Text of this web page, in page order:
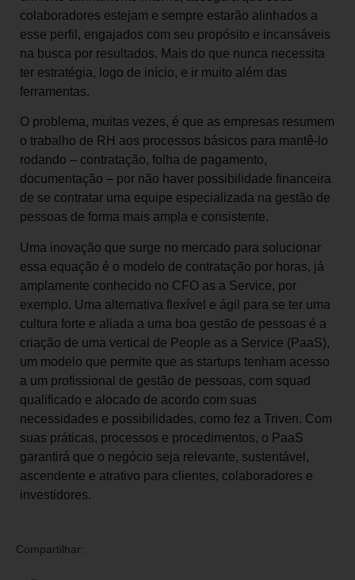
colaboradores estejam e sempre estarão alinhados a
esse perfil, engajados com seu propósito e incansáveis
na busca por resultados. Mais do que nunca necessita
ter estratégia, logo de início, e ir muito além das
ferramentas.
O problema, muitas vezes, é que as empresas resumem
o trabalho de RH aos processos básicos para mantê-lo
rodando – contratação, folha de pagamento,
documentação – por não haver possibilidade financeira
de se contratar uma equipe especializada na gestão de
pessoas de forma mais ampla e consistente.
Uma inovação que surge no mercado para solucionar
essa equação é o modelo de contratação por horas, já
amplamente conhecido no CFO as a Service, por
exemplo. Uma alternativa flexível e ágil para se ter uma
cultura forte e aliada a uma boa gestão de pessoas é a
criação de uma vertical de People as a Service (PaaS),
um modelo que permite que as startups tenham acesso
a um profissional de gestão de pessoas, com squad
qualificado e alocado de acordo com suas
necessidades e possibilidades, como fez a Triven. Com
suas práticas, processos e procedimentos, o PaaS
garantirá que o negócio seja relevante, sustentável,
ascendente e atrativo para clientes, colaboradores e
investidores.
Compartilhar: